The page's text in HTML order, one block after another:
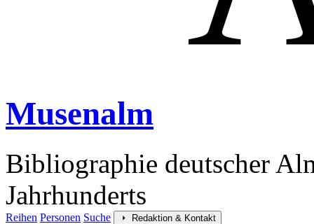
Musenalm
Bibliographie deutscher
Jahrhunderts
Reihen Personen Suche Redaktion & Kontakt